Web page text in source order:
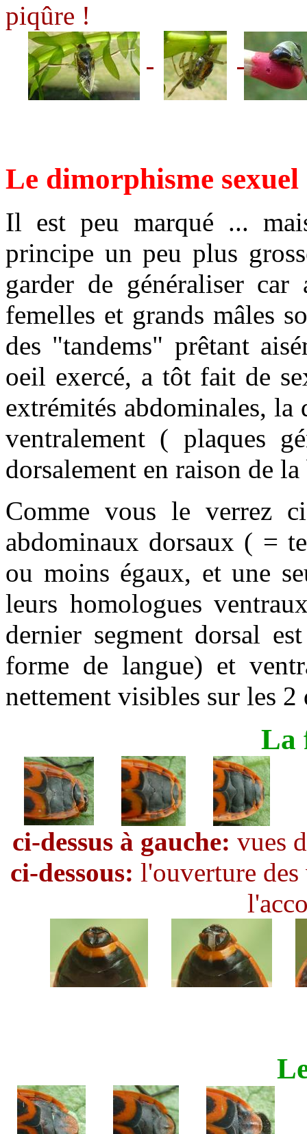
piqûre !
Le dimorphisme sexuel
Il est peu marqué ...
principe un peu plus
garder de généraliser car
femelles et grands mâles
des "tandems" prêtant
oeil exercé, a tôt fait de
extrémités abdominales,
ventralement ( plaques
dorsalement en raison de
Comme vous le verrez
abdominaux dorsaux ( =
ou moins égaux, et une
leurs homologues
dernier segment dorsal
forme de langue) et
nettement visibles sur les
La
.
ci-dessus à gauche: vues
ci-dessous: l'ouverture